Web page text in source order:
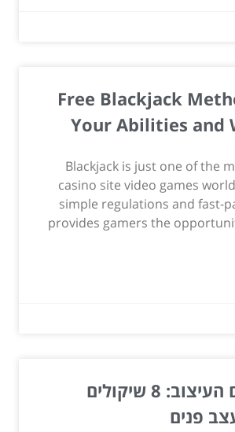
Free Blackjack
Your Abilities and
Blackjack is just one of the
casino site video games
simple regulations and fast-
provides gamers the
ניווט בעולם העיצוב: 8 שיקולים
פנים